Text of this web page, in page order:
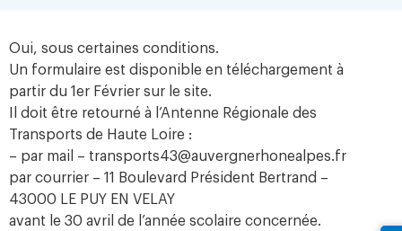
Oui, sous certaines conditions.
Un formulaire est disponible en téléchargement à
partir du 1er Février sur le site.
Il doit être retourné à l’Antenne Régionale des
Transports de Haute Loire :
– par mail – transports43@auvergnerhonealpes.fr
par courrier – 11 Boulevard Président Bertrand –
43000 LE PUY EN VELAY
avant le 30 avril de l’année scolaire concernée.